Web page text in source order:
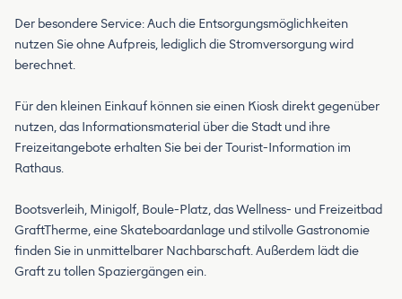
Der besondere Service: Auch die Entsorgungsmöglichkeiten
nutzen Sie ohne Aufpreis, lediglich die Stromversorgung wird
berechnet.
Für den kleinen Einkauf können sie einen Kiosk direkt gegenüber
nutzen, das Informationsmaterial über die Stadt und ihre
Freizeitangebote erhalten Sie bei der Tourist-Information im
Rathaus.
Bootsverleih, Minigolf, Boule-Platz, das Wellness- und Freizeitbad
GraftTherme, eine Skateboardanlage und stilvolle Gastronomie
finden Sie in unmittelbarer Nachbarschaft. Außerdem lädt die
Graft zu tollen Spaziergängen ein.